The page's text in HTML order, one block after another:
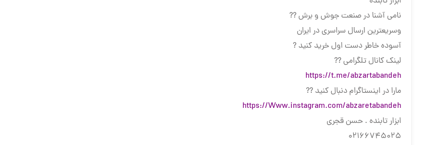
نامی آشنا در صنعت جوش و برش ??
وسریعترین ارسال سراسری در ایران
آسوده خاطر دست اول خرید کنید ?
لینک کانال تلگرامی ??
https://t.me/abzartabandeh
مارا در اینستاگرام دنبال کنید ??
https://Www.instagram.com/abzaretabandeh
ابزار تابنده . حسن قجری
02166745025